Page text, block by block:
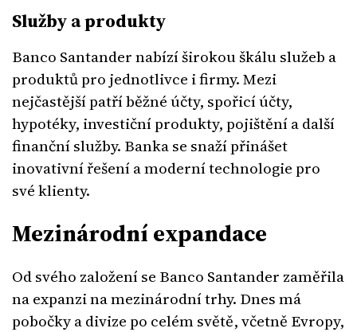
Služby a produkty
Banco Santander nabízí širokou škálu služeb a
produktů pro jednotlivce i firmy. Mezi
nejčastější patří běžné účty, spořicí účty,
hypotéky, investiční produkty, pojištění a další
finanční služby. Banka se snaží přinášet
inovativní řešení a moderní technologie pro
své klienty.
Mezinárodní expandace
Od svého založení se Banco Santander zaměřila
na expanzi na mezinárodní trhy. Dnes má
pobočky a divize po celém světě, včetně Evropy,